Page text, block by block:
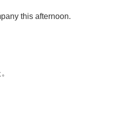
this afternoon.